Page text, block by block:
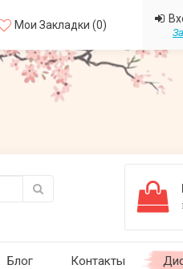
Мои Закладки (0)
Блог Контакты